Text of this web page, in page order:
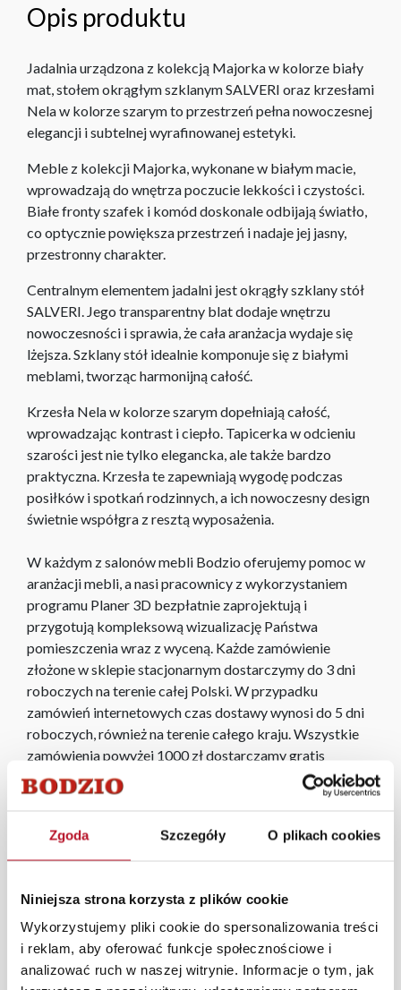
Zgoda Szczegóły O plikach cookies
Niniejsza strona korzysta z plików cookie
Wykorzystujemy pliki cookie do spersonalizowania treści
i reklam, aby oferować funkcje społecznościowe i
analizować ruch w naszej witrynie. Informacje o tym, jak
Opis produktu
Jadalnia urządzona z kolekcją Majorka w kolorze biały
mat, stołem okrągłym szklanym SALVERI oraz krzesłami
Nela w kolorze szarym to przestrzeń pełna nowoczesnej
elegancji i subtelnej wyrafinowanej estetyki.
Meble z kolekcji Majorka, wykonane w białym macie,
wprowadzają do wnętrza poczucie lekkości i czystości.
Białe fronty szafek i komód doskonale odbijają światło,
co optycznie powiększa przestrzeń i nadaje jej jasny,
przestronny charakter.
Centralnym elementem jadalni jest okrągły szklany stół
SALVERI. Jego transparentny blat dodaje wnętrzu
nowoczesności i sprawia, że cała aranżacja wydaje się
lżejsza. Szklany stół idealnie komponuje się z białymi
meblami, tworząc harmonijną całość.
Krzesła Nela w kolorze szarym dopełniają całość,
wprowadzając kontrast i ciepło. Tapicerka w odcieniu
szarości jest nie tylko elegancka, ale także bardzo
praktyczna. Krzesła te zapewniają wygodę podczas
posiłków i spotkań rodzinnych, a ich nowoczesny design
świetnie współgra z resztą wyposażenia.
W każdym z salonów mebli Bodzio oferujemy pomoc w
aranżacji mebli, a nasi pracownicy z wykorzystaniem
programu Planer 3D bezpłatnie zaprojektują i
przygotują kompleksową wizualizację Państwa
pomieszczenia wraz z wyceną. Każde zamówienie
złożone w sklepie stacjonarnym dostarczymy do 3 dni
roboczych na terenie całej Polski. W przypadku
zamówień internetowych czas dostawy wynosi do 5 dni
roboczych, również na terenie całego kraju. Wszystkie
zamówienia powyżej 1000 zł dostarczamy gratis
niezależnie od miejsca złożenia zamówienia.
Rzeczywiste kolory i struktura materiałów mogą różnić
Popularne wyszukiwania:
stolik rtv biały| sklep meblowy nowy sącz|szafeczki
nocne| gablota szklana podświetlana|komody
szufladowe